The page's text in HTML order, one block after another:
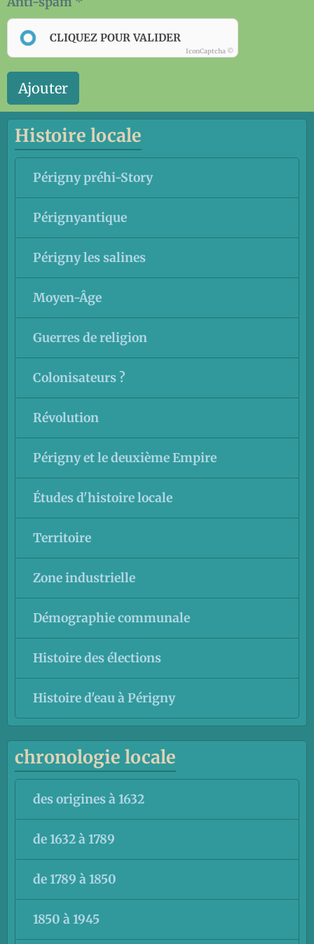
CLIQUEZ POUR VALIDER
IconCaptcha ©
Ajouter
Histoire locale
Périgny préhi-Story
Pérignyantique
Périgny les salines
Moyen-Âge
Guerres de religion
Colonisateurs ?
Révolution
Périgny et le deuxième Empire
Études d'histoire locale
Territoire
Zone industrielle
Démographie communale
Histoire des élections
Histoire d'eau à Périgny
chronologie locale
des origines à 1632
de 1632 à 1789
de 1789 à 1850
1850 à 1945